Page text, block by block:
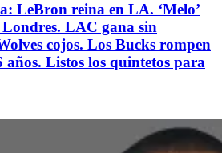
LeBron reina en LA. ‘Melo’
LAC gana sin
cojos. Los Bucks rompen
Listos los quintetos para